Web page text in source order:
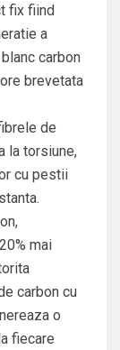
fix fiind
a
carbon
brevetata
de
la torsiune,
cu pestii
mai
carbon cu
o
fiecare